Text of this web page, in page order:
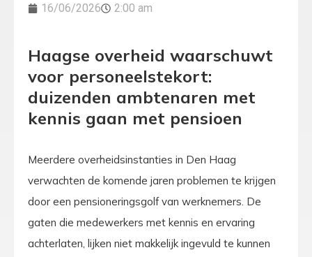
16/06/2026 2:00 am
Haagse overheid waarschuwt
voor personeelstekort:
duizenden ambtenaren met
kennis gaan met pensioen
Meerdere overheidsinstanties in Den Haag
verwachten de komende jaren problemen te krijgen
door een pensioneringsgolf van werknemers. De
gaten die medewerkers met kennis en ervaring
achterlaten, lijken niet makkelijk ingevuld te kunnen